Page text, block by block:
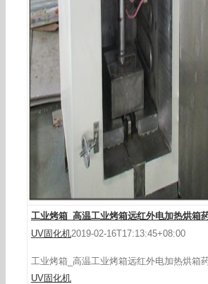
工业烤箱_高温工业烤箱远红外电加热烘箱
UV固化机2019-02-16T17:13:45+08:00
工业烤箱_高温工业烤箱远红外电加热烘箱
UV固化机
高温烤箱_定制恒温烘箱/大型高温
鼓风/恒温大型工业